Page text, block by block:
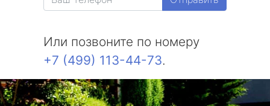
Или позвоните по номеру
+7 (499) 113-44-73.